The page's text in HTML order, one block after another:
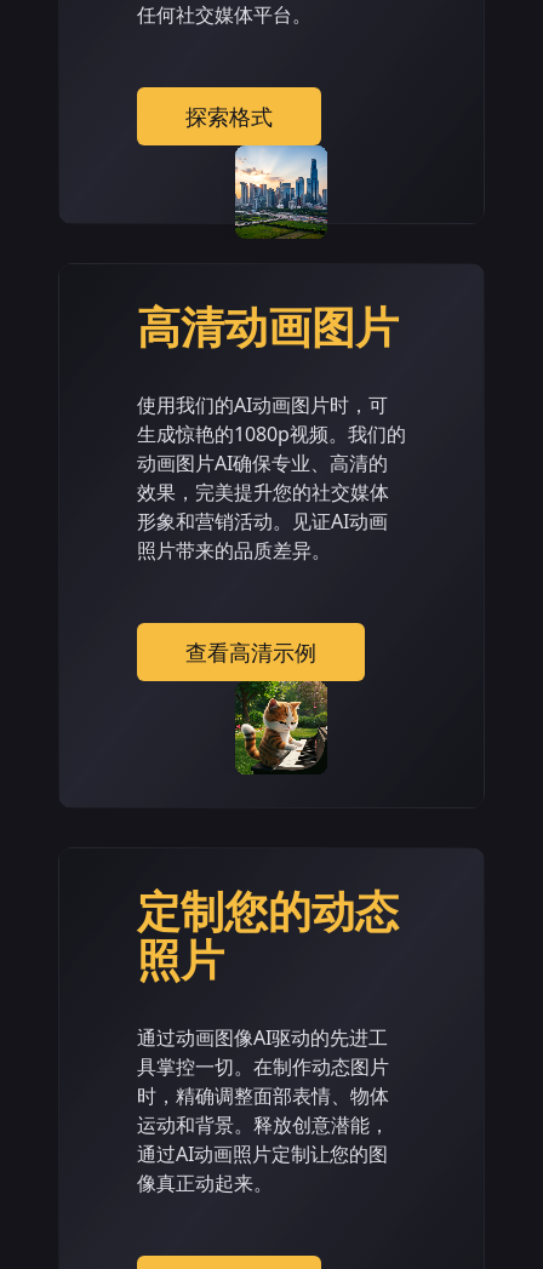
任何社交媒体平台。
探索格式
高清动画图片
使用我们的AI动画图片时，可
生成惊艳的1080p视频。我们的
动画图片AI确保专业、高清的
效果，完美提升您的社交媒体
形象和营销活动。见证AI动画
照片带来的品质差异。
查看高清示例
定制您的动态
照片
通过动画图像AI驱动的先进工
具掌控一切。在制作动态图片
时，精确调整面部表情、物体
运动和背景。释放创意潜能，
通过AI动画照片定制让您的图
像真正动起来。